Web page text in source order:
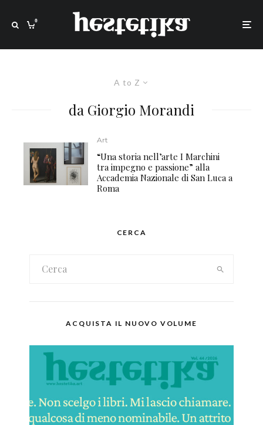
0
A to Z
da Giorgio Morandi
Art
“Una storia nell’arte I Marchini
tra impegno e passione” alla
Accademia Nazionale di San Luca a
Roma
CERCA
ACQUISTA IL NUOVO VOLUME